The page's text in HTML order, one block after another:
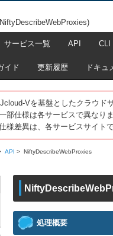
サービス一覧 API CLI
イド 更新履歴 ドキュ
Vを基盤としたクラウド
部仕様は各サービスで異なり
様差異は、各サービスサイト
API > NiftyDescribeWebProxies
処理概要